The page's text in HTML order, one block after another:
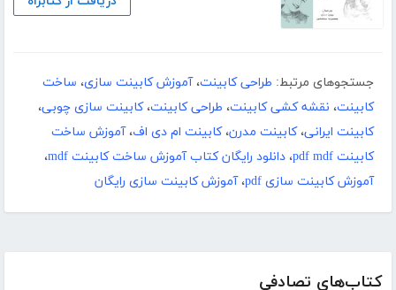
کتاب‌های تصادفی
جستجوهای مرتبط: طراحی کابینت،آموزش کابینت سازی، ساخت
کابینت، نقشه کشی کابینت، طراحی کابینت،کابینت سازی چوبی،
کابینت ایرانی،کابینت مدرن،کابینت ام دی اف،آموزش ساخت
کابینت pdf mdf
، دانلود رایگان کتاب آموزش ساخت کابینت mdf
،
آموزش کابینت سازی pdf
،آموزش کابینت سازی رایگان